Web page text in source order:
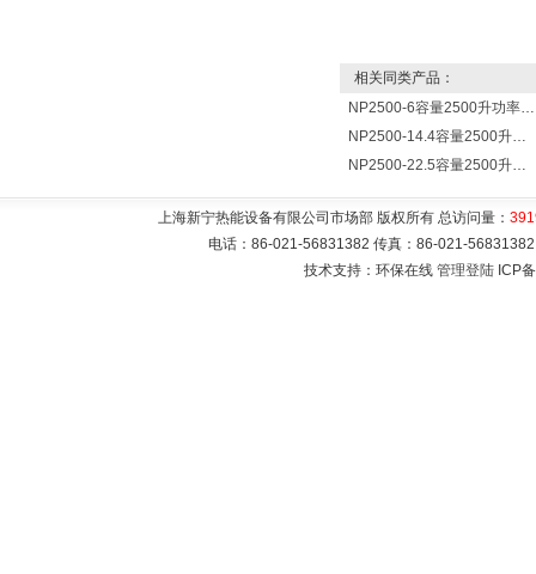
相关同类产品：
NP2500-6容量2500升功率6000瓦贮水式电热水器 热水锅炉
NP2500-14.4容量2500升功率14400瓦蓄水电热水器 热水锅炉
NP2500-22.5容量2500升功率22500瓦储水式电热水器 热水锅炉
上海新宁热能设备有限公司市场部 版权所有 总访问量：
电话：86-021-56831382 传真：86-021-
技术支持：环保在线 管理登陆 ICP